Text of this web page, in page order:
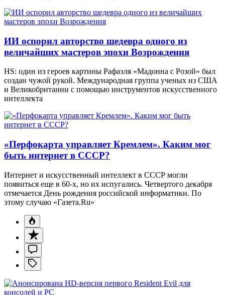
ИИ оспорил авторство шедевра одного из
величайших мастеров эпохи Возрождения
HS: один из героев картины Рафаэля «Мадонна с Розой» был
создан чужой рукой. Международная группа ученых из США
и Великобритании с помощью инструментов искусственного
интеллекта
«Перфокарта управляет Кремлем». Каким мог
быть интернет в СССР?
Интернет и искусственный интеллект в СССР могли
появиться еще в 60-х, но их испугались. Четвертого декабря
отмечается День рождения российской информатики. По
этому случаю «Газета.Ru»